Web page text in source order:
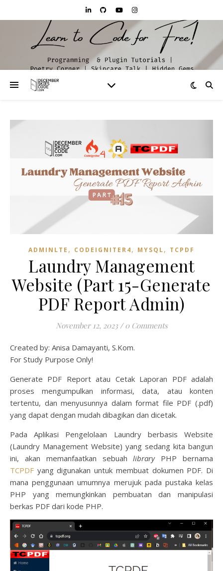
ADMINLTE , CODEIGNITER4, MYSQL, TCPDF
Laundry Management
Website (Part 15-Generate
PDF Report Admin)
November 12, 2023 / 0 Comments
Created by: Anisa Damayanti, S.Kom.
For Study Purpose Only!
Generate PDF Report atau Cetak Laporan PDF adalah
proses mengumpulkan informasi, data, atau konten
tertentu, dan menyusunnya dalam format file PDF (.pdf)
yang dapat dengan mudah dibagikan dan dicetak.
Pada Aplikasi Pengelolaan Laundry berbasis Website
(Laundry Management Website) yang sedang kita bangun
ini, akan memanfaatkan sebuahlibraryPHP bernama
TCPDF yang digunakan untuk membuat dokumen PDF. Di
mana penggunaan umumnya merujuk pada pustaka kelas
PHP yang memungkinkan pembuatan dan manipulasi
berkas PDF dari kode PHP.